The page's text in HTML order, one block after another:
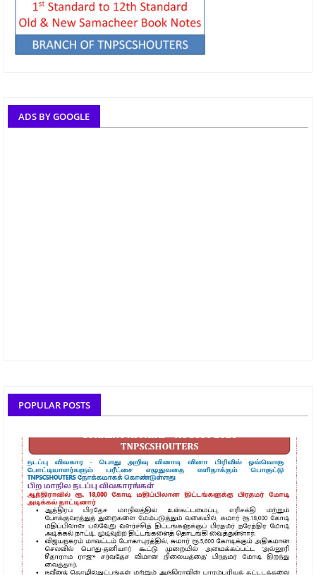
ADS BY GOOGLE
POPULAR POSTS